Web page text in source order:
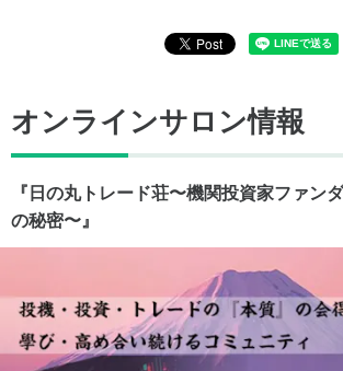
オンラインサロン情報
『日の丸トレード荘〜機関投資家ファン
の秘密〜』